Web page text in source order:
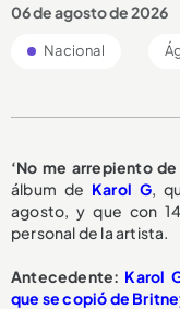
06 de agosto de 2026
Nacional
‘No me arrepiento
álbum de Karol G,
agosto, y que con
personal de la artista.
Antecedente: Karol
que se copió de